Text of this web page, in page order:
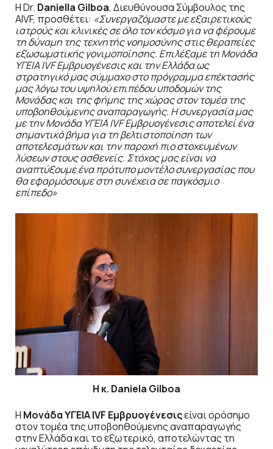
Η Dr. Daniella Gilboa, Διευθύνουσα Σύμβουλος της
AIVF, προσθέτει: «Συνεργαζόμαστε με εξαιρετικούς
ιατρούς και κλινικές σε όλο τον κόσμο για να φέρουμε
τη δύναμη της τεχνητής νοημοσύνης στις θεραπείες
εξωσωματικής γονιμοποίησης. Επιλέξαμε τη Μονάδα
ΥΓΕΙΑ IVF Εμβρυογένεσις και την Ελλάδα ως
στρατηγικό μας σύμμαχο στο πρόγραμμα επέκτασής
μας λόγω του υψηλού επιπέδου υποδομών της
Μονάδας και της φήμης της χώρας στον τομέα της
υποβοηθούμενης αναπαραγωγής. Η συνεργασία μας
με την Μονάδα ΥΓΕΙΑIVFΕμβρυογένεσις αποτελεί ένα
σημαντικό βήμα για τη βελτιστοποίηση των
αποτελεσμάτων και την παροχή πιο στοχευμένων
λύσεων στους ασθενείς. Στόχος μας είναι να
αναπτύξουμε ένα πρότυπο μοντέλο συνεργασίας που
θα εφαρμόσουμε στη συνέχεια σε παγκόσμιο
επίπεδο»
Η κ. Daniela Gilboa
Η Μονάδα ΥΓΕΙΑ IVF Εμβρυογένεσιςείναι ορόσημο
στον τομέα της υποβοηθούμενης αναπαραγωγής
στην Ελλάδα και το εξωτερικό, αποτελώντας τη